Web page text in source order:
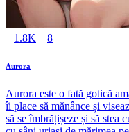
1.8K 8
Aurora
Aurora este o fată gotică
îi place să mănânce și
să se îmbrățișeze și să stea